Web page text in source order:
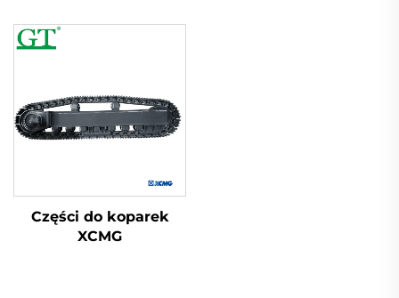
Części do koparek
XCMG